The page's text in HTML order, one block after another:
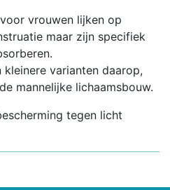
vrouwen lijken op
maar zijn specifiek
varianten daarop,
mannelijke lichaamsbouw.
tegen licht